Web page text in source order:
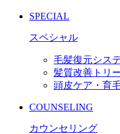
SPECIAL
スペシャル
毛髪復元シス
髪質改善トリ
頭皮ケア・育
COUNSELING
カウンセリング